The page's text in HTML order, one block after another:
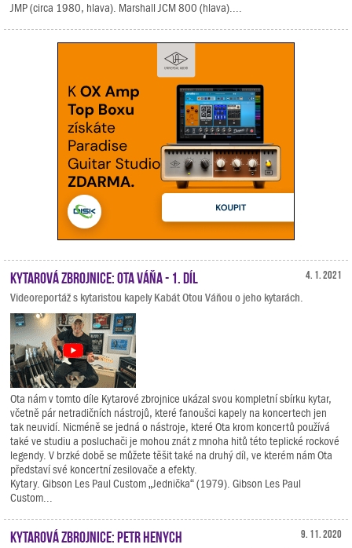
JMP (circa 1980, hlava). Marshall JCM 800 (hlava)....
4. 1. 2021
Kytarová zbrojnice: Ota Váňa - 1. díl
Videoreportáž s kytaristou kapely Kabát Otou Váňou o jeho kytarách.
Ota nám v tomto díle Kytarové zbrojnice ukázal svou kompletní sbírku kytar,
včetně pár netradičních nástrojů, které fanoušci kapely na koncertech jen
tak neuvidí. Nicméně se jedná o nástroje, které Ota krom koncertů používá
také ve studiu a posluchači je mohou znát z mnoha hitů této teplické rockové
legendy. V brzké době se můžete těšit také na druhý díl, ve kterém nám Ota
představí své koncertní zesilovače a efekty.
Kytary. Gibson Les Paul Custom „Jednička“ (1979). Gibson Les Paul
Custom...
9. 11. 2020
Kytarová zbrojnice: Petr Henych